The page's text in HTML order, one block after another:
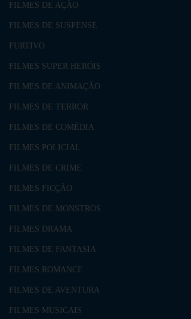
FILMES DE AÇÃO
FILMES DE SUSPENSE
FURTIVO
FILMES SUPER HERÓIS
FILMES DE ANIMAÇÃO
FILMES DE TERROR
FILMES DE COMÉDIA
FILMES POLICIAL
FILMES DE CRIME
FILMES FICÇÃO
FILMES DE MONSTROS
FILMES DRAMA
FILMES DE FANTASIA
FILMES ROMANCE
FILMES DE AVENTURA
FILMES MUSICAIS